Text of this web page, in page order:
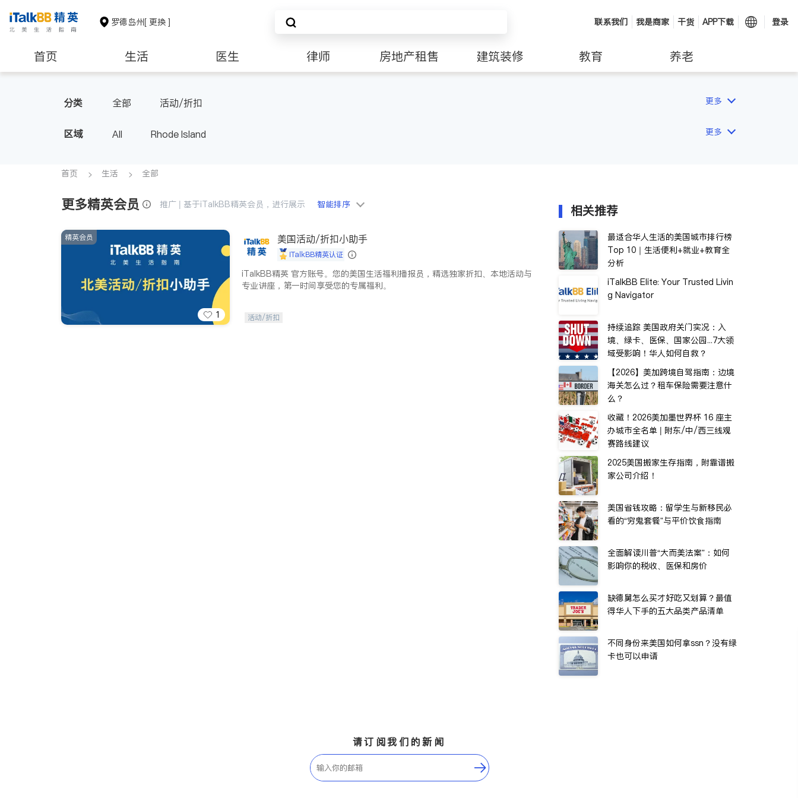
罗德岛州[ 更换 ] 联系我们 我是商家 干货 APP下载 登录
首页 生活 医生 律师 房地产租售 建筑装修 教育 养老
分类 全部 活动/折扣 更多
区域 All Rhode Island 更多
首页 生活 全部
更多精英会员 推广 | 基于iTalkBB精英会员，进行展示 智能排序
1
精英会员 美国活动/折扣小助手
iTalkBB精英认证
iTalkBB精英 官方账号。您的美国生活福利播报员，精选独家折扣、本地活动与
专业讲座，第一时间享受您的专属福利。
活动/折扣
相关推荐
最适合华人生活的美国城市排行榜
Top 10｜生活便利+就业+教育全
分析
iTalkBB Elite: Your Trusted Livin
g Navigator
持续追踪 美国政府关门实况：入
境、绿卡、医保、国家公园...7大领
域受影响！华人如何自救？
【2026】美加跨境自驾指南：边境
海关怎么过？租车保险需要注意什
么？
收藏！2026美加墨世界杯 16 座主
办城市全名单 | 附东/中/西三线观
赛路线建议
2025美国搬家生存指南，附靠谱搬
家公司介绍！
美国省钱攻略：留学生与新移民必
看的“穷鬼套餐”与平价饮食指南
全面解读川普“大而美法案”：如何
影响你的税收、医保和房价
缺德舅怎么买才好吃又划算？最值
得华人下手的五大品类产品清单
不同身份来美国如何拿ssn？没有绿
卡也可以申请
请订阅我们的新闻